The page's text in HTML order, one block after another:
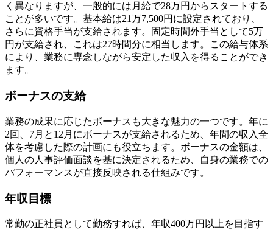
く異なりますが、一般的には月給で28万円からスタートする
ことが多いです。基本給は21万7,500円に設定されており、
さらに資格手当が支給されます。固定時間外手当として5万
円が支給され、これは27時間分に相当します。この給与体系
により、業務に専念しながら安定した収入を得ることができ
ます。
ボーナスの支給
業務の成果に応じたボーナスも大きな魅力の一つです。年に
2回、7月と12月にボーナスが支給されるため、年間の収入全
体を考慮した際の計画にも役立ちます。ボーナスの金額は、
個人の人事評価面談を基に決定されるため、自身の業務での
パフォーマンスが直接反映される仕組みです。
年収目標
常勤の正社員として勤務すれば、年収400万円以上を目指す